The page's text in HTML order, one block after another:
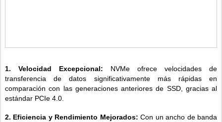
1. Velocidad Excepcional: NVMe ofrece velocidades de
transferencia de datos significativamente más rápidas en
comparación con las generaciones anteriores de SSD, gracias al
estándar PCIe 4.0.
2. Eficiencia y Rendimiento Mejorados:Con un ancho de banda